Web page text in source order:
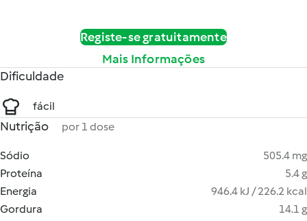
Registe-se gratuitamente
Mais Informações
Dificuldade
fácil
Nutrição por 1 dose
Sódio
505.4 mg
Proteína
5.4 g
Energia
946.4 kJ / 226.2 kcal
Gordura
14.1 g